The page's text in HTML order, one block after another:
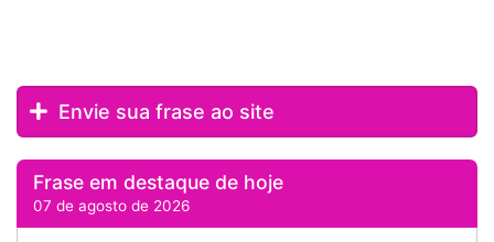
Envie sua frase ao site
Frase em destaque de hoje
07 de agosto de 2026